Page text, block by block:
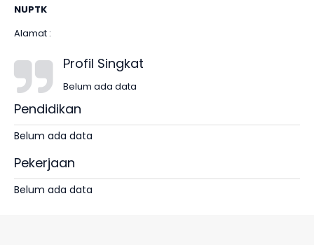
NUPTK
Alamat :
Profil Singkat
Belum ada data
Pendidikan
Belum ada data
Pekerjaan
Belum ada data